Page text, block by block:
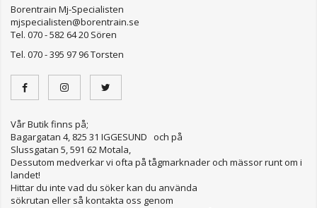
Borentrain Mj-Specialisten
mjspecialisten@borentrain.se
Tel. 070 - 582 64 20 Sören
Tel. 070 - 395 97 96 Torsten
Vår Butik finns på;
Bagargatan 4, 825 31 IGGESUND och på
Slussgatan 5, 591 62 Motala,
Dessutom medverkar vi ofta på tågmarknader och mässor runt om i
landet!
Hittar du inte vad du söker kan du använda
sökrutan eller så kontakta oss genom